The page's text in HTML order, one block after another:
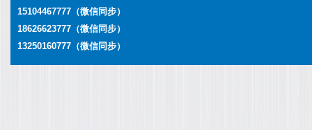
15104467777（微信同步）
18626623777 （微信同步）
13250160777 （微信同步）